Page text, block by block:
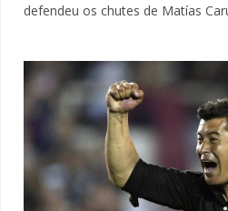
defendeu os chutes de Matías